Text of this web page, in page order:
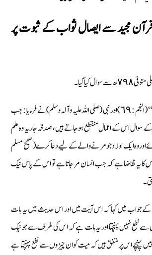
قرآن مجید سے ایصال ثواب کے ثبوت پر
کیا گیا۔
قرآن مجید میں ہے : ” ۔۔ “ (النجم : ٦٩) اور نبی (صلی اللہ علیہ وآلہ وسلم) نے فرمایا : جب
سوال اس کے اعمال منقطع ہوجاتے ہیں، صدقہ جاریہ وہ علم
وہ ایک اولاد جو مرنے والے کے لیے دعا کرے (صحیح مسلم
: ١٣٦) کیا اس کا یہ تقاضا ہے کہ جب انسان مرجاتا ہے تو اس کے پاس نیک
کے جواب میں کہا کہ اس آیت میں اور اس حدیث میں یہ بات
نفع نہیں پہنچتا اور یہ بات ہے کہ اس کی طرف سے جو نیک
پہنچے اس پر متفق ہیں کہ میت کو ان چیزوں سے نفع پہنچتا ہے